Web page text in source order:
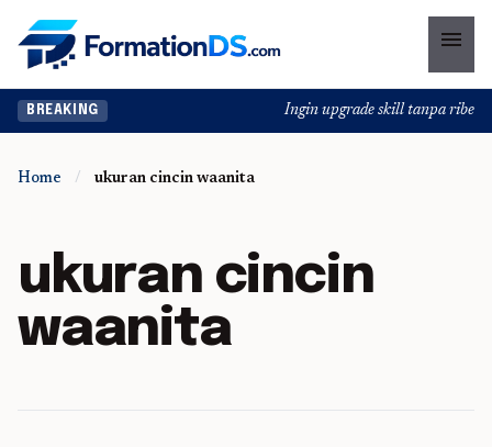
menu
BREAKING Ingin upgrade skill tanpa ribet?
Home / ukuran cincin waanita
ukuran cincin
waanita